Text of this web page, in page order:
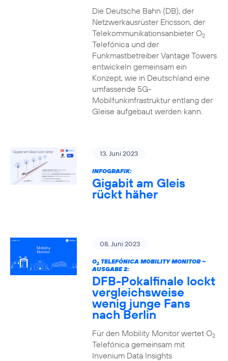
Die Deutsche Bahn (DB), der
Netzwerkausrüster Ericsson, der
Telekommunikationsanbieter O2
Telefónica und der
Funkmastbetreiber Vantage Towers
entwickeln gemeinsam ein
Konzept, wie in Deutschland eine
umfassende 5G-
Mobilfunkinfrastruktur entlang der
Gleise aufgebaut werden kann.
13. Juni 2023
INFOGRAFIK:
Gigabit am Gleis
rückt häher
08. Juni 2023
O2TELEFÓNICA MOBILITY MONITOR –
AUSGABE 2:
DFB-Pokalfinale lockt
vergleichsweise
wenig junge Fans
nach Berlin
Für den Mobility Monitor wertet O2
Telefónica gemeinsam mit
Invenium Data Insights